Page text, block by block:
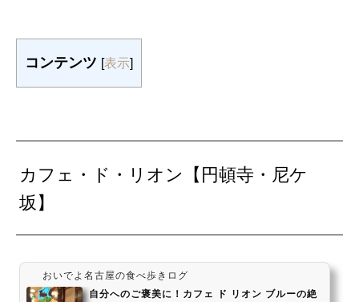
コンテンツ [表示]
カフェ・ド・リオン【円頓寺・尼ケ
坂】
おいでよ名古屋の食べ歩きログ
自分へのご褒美に！カフェ ド リオン ブルーの絶